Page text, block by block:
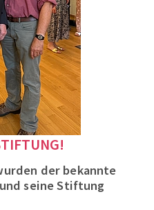
der bekannte
seine Stiftung